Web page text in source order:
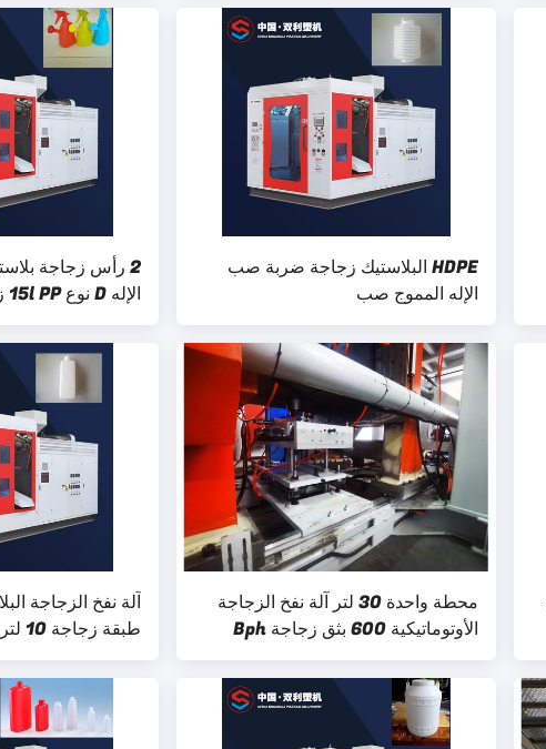
2 رأس زجاجة
الإله D نوع 15l PP زجاجة تهب
HDPE البلاستيك زجاجة ضربة صب
الإله المموج صب
طبقة زجاجة 10 لتر PE
محطة واحدة 30 لتر آلة نفخ الزجاجة
الأوتوماتيكية 600 بثق زجاجة Bph